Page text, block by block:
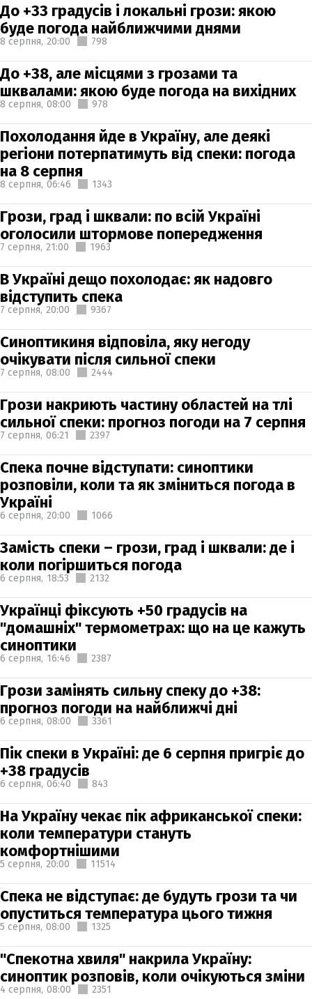
До +33 градусів і локальні грози: якою
буде погода найближчими днями
8 серпня, 20:00 798
До +38, але місцями з грозами та
шквалами: якою буде погода на вихідних
8 серпня, 08:00 978
Похолодання йде в Україну, але деякі
регіони потерпатимуть від спеки: погода
на 8 серпня
8 серпня, 06:46 1343
Грози, град і шквали: по всій Україні
оголосили штормове попередження
7 серпня, 21:00 1963
В Україні дещо похолодає: як надовго
відступить спека
7 серпня, 20:00 9367
Синоптикиня відповіла, яку негоду
очікувати після сильної спеки
7 серпня, 08:00 2444
Грози накриють частину областей на тлі
сильної спеки: прогноз погоди на 7 серпня
7 серпня, 06:21 2397
Спека почне відступати: синоптики
розповіли, коли та як зміниться погода в
Україні
6 серпня, 20:00 1066
Замість спеки – грози, град і шквали: де і
коли погіршиться погода
6 серпня, 18:53 2132
Українці фіксують +50 градусів на
"домашніх" термометрах: що на це кажуть
синоптики
6 серпня, 16:46 2387
Грози замінять сильну спеку до +38:
прогноз погоди на найближчі дні
6 серпня, 08:00 3361
Пік спеки в Україні: де 6 серпня пригріє до
+38 градусів
6 серпня, 06:40 843
На Україну чекає пік африканської спеки:
коли температури стануть
комфортнішими
5 серпня, 20:00 11514
Спека не відступає: де будуть грози та чи
опуститься температура цього тижня
5 серпня, 08:00 1325
"Спекотна хвиля" накрила Україну:
синоптик розповів, коли очікуються зміни
4 серпня, 08:00 2351